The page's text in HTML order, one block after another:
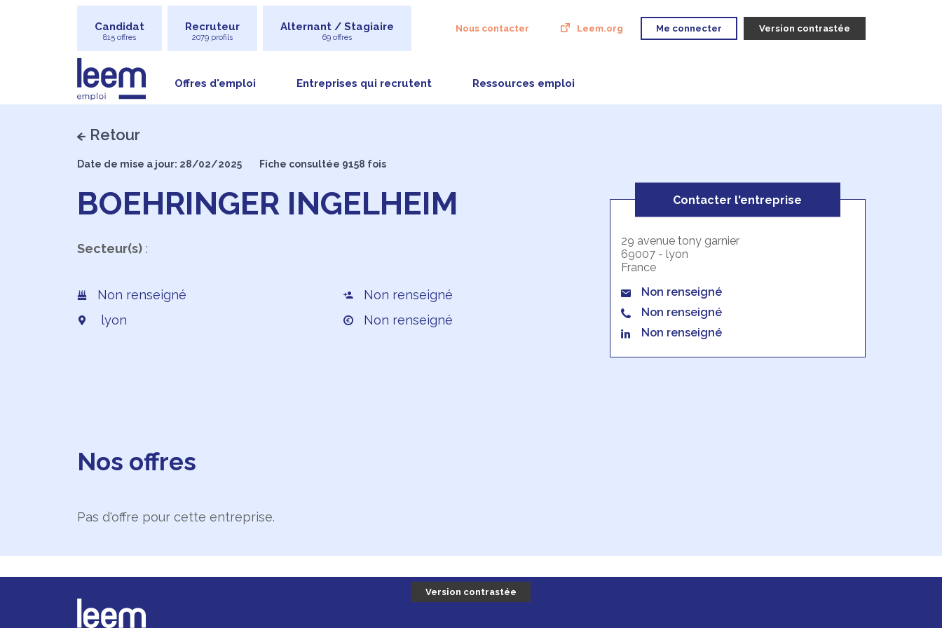
Candidat
815 offres
Recruteur
2079 profils
Alternant / Stagiaire
69 offres
Nous contacter Leem.org Me connecter Version contrastée
Offres d'emploi Entreprises qui recrutent Ressources emploi
Retour
Date de mise a jour: 28/02/2025 Fiche consultée 9158 fois
BOEHRINGER INGELHEIM
Secteur(s):
Non renseigné
lyon
Non renseigné
Non renseigné
Contacter l'entreprise
29 avenue tony garnier
69007 - lyon
France
Non renseigné
Non renseigné
Non renseigné
Nos offres
Pas d'offre pour cette entreprise.
Version contrastée